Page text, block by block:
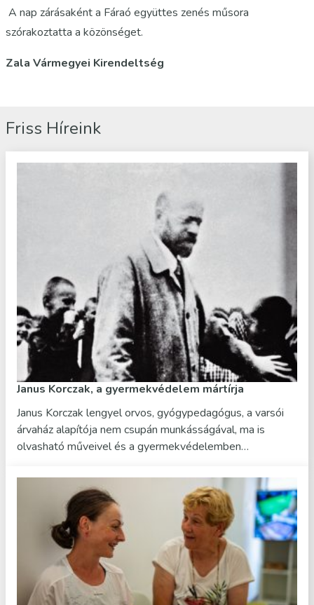
A nap zárásaként a Fáraó együttes zenés műsora
szórakoztatta a közönséget.
Zala Vármegyei Kirendeltség
Friss Híreink
Janus Korczak, a gyermekvédelem mártírja
Janus Korczak lengyel orvos, gyógypedagógus, a varsói
árvaház alapítója nem csupán munkásságával, ma is
olvasható műveivel és a gyermekvédelemben…